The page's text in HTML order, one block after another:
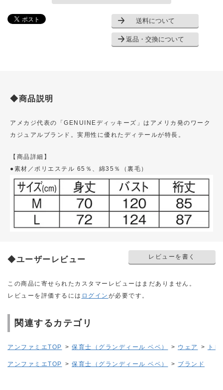
送料について
返品・交換について
◆商品説明
アメカジ代表の「GENUINEディッキーズ」はアメリカ発のワーク
カジュアルブランド。実用性に優れたディテールが特長。
【商品詳細】
●素材／ポリエステル 65％、綿35％（裏毛）
◆ユーザーレビュー レビューを書く
この商品に寄せられたカスタマーレビューはまだありません。
レビューを評価するには ログイン が必要です。
関連するカテゴリ
アンファミエTOP > 保育士（グランディール ベベ） > ウェア > ト
アンファミエTOP > 保育士（グランディール ベベ） > ブランド